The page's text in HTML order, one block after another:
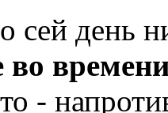
сей день
во
-